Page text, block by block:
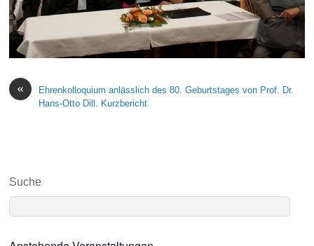
«
Ehrenkolloquium anlässlich des 80. Geburtstages von Prof. Dr.
Hans-Otto Dill. Kurzbericht
Suche